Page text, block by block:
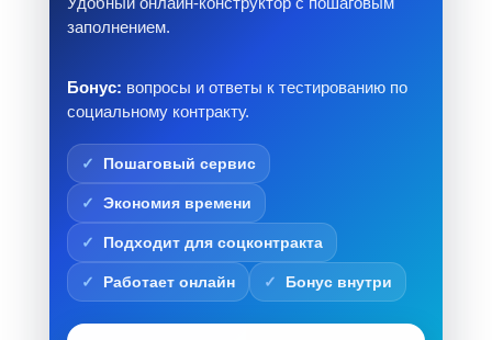
заполнением.
Бонус: вопросы и ответы к тестированию по
социальному контракту.
Пошаговый сервис
Экономия времени
Подходит для соцконтракта
Работает онлайн Бонус внутри